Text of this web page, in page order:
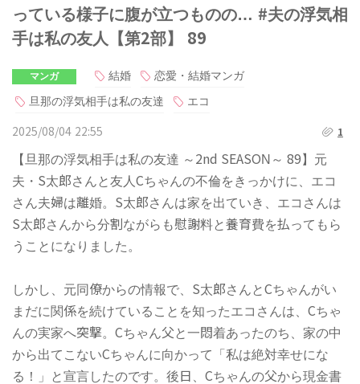
っている様子に腹が立つものの… #夫の浮気相
手は私の友人【第2部】 89
マンガ 結婚
恋愛・結婚マンガ
旦那の浮気相手は私の友達
エコ
2025/08/04 22:55 1
【旦那の浮気相手は私の友達 ～2nd SEASON～ 89】元
夫・S太郎さんと友人Cちゃんの不倫をきっかけに、エコ
さん夫婦は離婚。S太郎さんは家を出ていき、エコさんは
S太郎さんから分割ながらも慰謝料と養育費を払ってもら
うことになりました。
しかし、元同僚からの情報で、S太郎さんとCちゃんがい
まだに関係を続けていることを知ったエコさんは、Cちゃ
んの実家へ突撃。Cちゃん父と一悶着あったのち、家の中
から出てこないCちゃんに向かって「私は絶対幸せにな
る！」と宣言したのです。後日、Cちゃんの父から現金書